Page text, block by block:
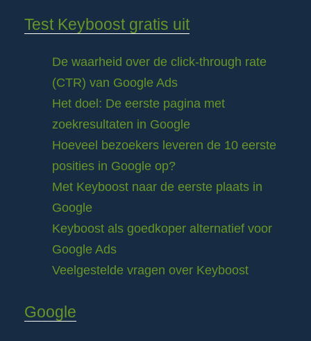
Test Keyboost gratis uit
De waarheid over de click-through rate
(CTR) van Google Ads
Het doel: De eerste pagina met
zoekresultaten in Google
Hoeveel bezoekers leveren de 10 eerste
posities in Google op?
Met Keyboost naar de eerste plaats in
Google
Keyboost als goedkoper alternatief voor
Google Ads
Veelgestelde vragen over Keyboost
Google